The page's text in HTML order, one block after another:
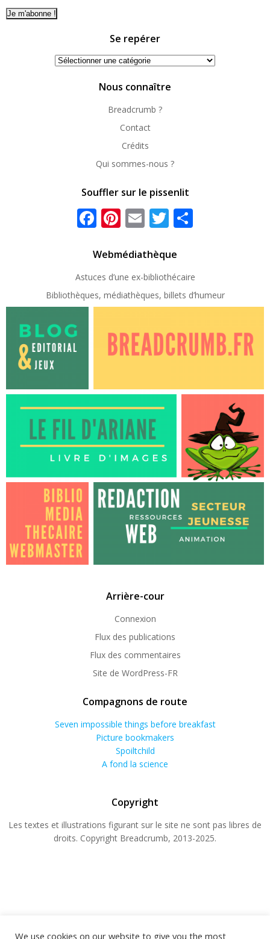
Se repérer
Se
Nous connaître
Breadcrumb ?
Contact
Crédits
Qui sommes-nous ?
Souffler sur le pissenlit
Facebook
Pinterest
EmailTwitter
Webmédiathèque
Astuces d’une ex-bibliothécaire
Bibliothèques, médiathèques, billets d’humeur
Arrière-cour
Connexion
Flux des publications
Flux des commentaires
Site de WordPress-FR
Compagnons de route
Seven impossible things before breakfast
Picture bookmakers
Spoiltchild
A fond la science
Copyright
Les textes et illustrations figurant sur le site ne sont pas libres de
droits. Copyright Breadcrumb, 2013-2025.
We use cookies on our website to give you the most